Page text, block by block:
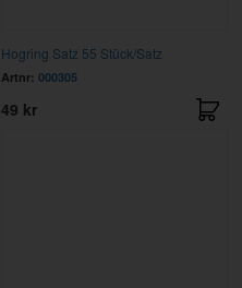
Hogring Satz 55 Stück/Satz
Artnr: 000305
49 kr